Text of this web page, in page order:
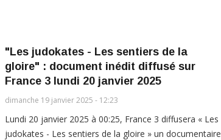
"Les judokates - Les sentiers de la
gloire" : document inédit diffusé sur
France 3 lundi 20 janvier 2025
dimanche 19 janvier 2025 - 12:23
Lundi 20 janvier 2025 à 00:25, France 3 diffusera « Les
judokates - Les sentiers de la gloire » un documentaire